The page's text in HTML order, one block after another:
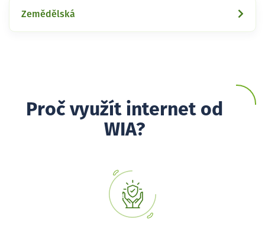
Zemědělská
Proč využít internet od
WIA?